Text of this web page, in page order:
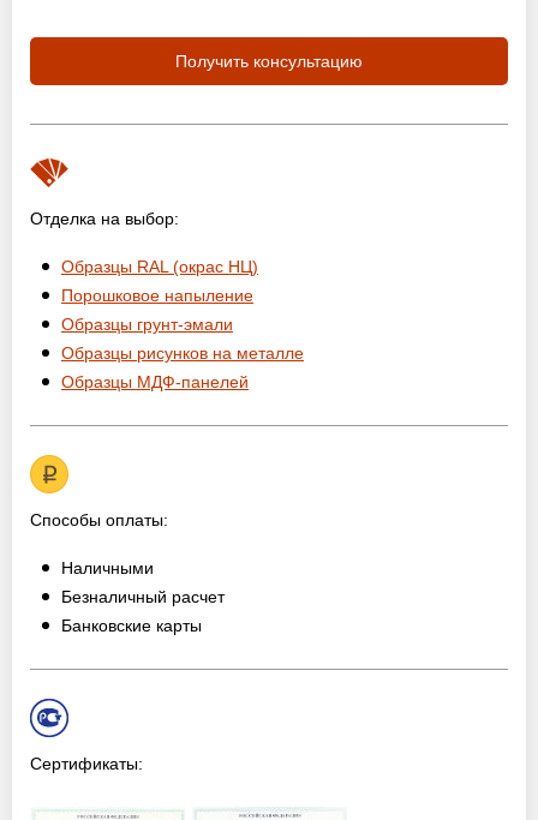
Получить консультацию
Отделка на выбор:
Образцы RAL (окрас НЦ)
Порошковое напыление
Образцы грунт-эмали
Образцы рисунков на металле
Образцы МДФ-панелей
Способы оплаты:
Наличными
Безналичный расчет
Банковские карты
Сертификаты: